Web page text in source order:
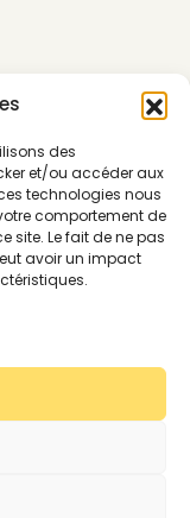
des
et/ou accéder aux
technologies nous
comportement de
site. Le fait de ne pas
avoir un impact
genrée et
des
pièces au look
et des
Platine
qui lui-même